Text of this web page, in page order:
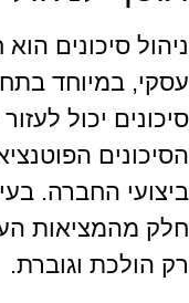
ניהול סיכונים
עסקי, במיוחד
סיכונים יכול
הסיכונים
ביצועי החברה.
חלק מהמציאות
רק הולכת וגוברת.